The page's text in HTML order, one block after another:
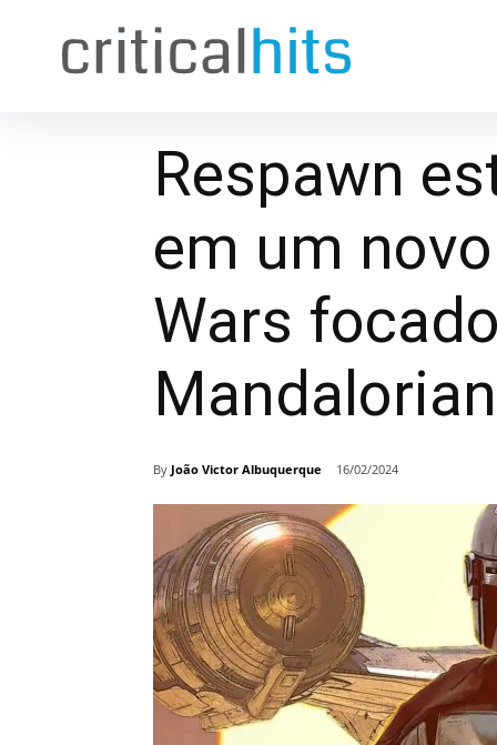
Respawn
em um
Wars
By João Victor Albuquerque 16/02/2024